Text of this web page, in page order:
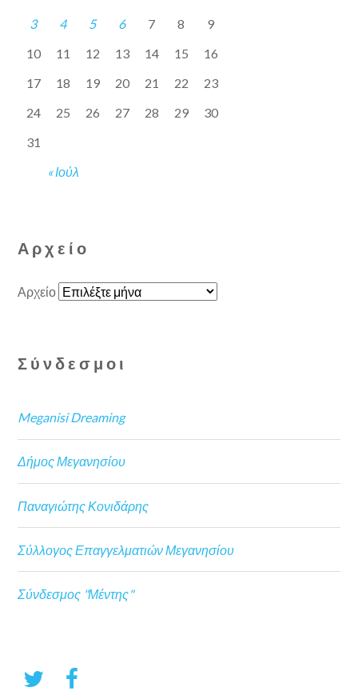
« Ιούλ
3
4 5 6 7 8
9
10
11 12 13 14 15
16
17
18 19 20 21 22
23
24
25 26 27 28 29
30
31
Αρχείο
Αρχείο
Σύνδεσμοι
Meganisi Dreaming
Δήμος Μεγανησίου
Παναγιώτης Κονιδάρης
Σύλλογος Επαγγελματιών Μεγανησίου
Σύνδεσμος "Μέντης"